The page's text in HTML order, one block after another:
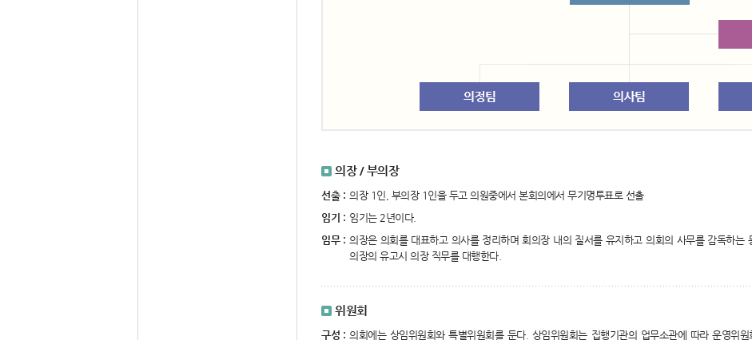
의장 / 부의장
선출 : 의장 1인, 부의장 1인을 두고 의원중에서 본회의에서 무기명투표로 선출
임기 : 임기는 2년이다.
임무 : 의장은 의회를 대표하고 의사를 정리하며 회의장 내의 질서를 유지하고 의회의 사무를 감독하는
의장의 유고시 의장 직무를 대행한다.
위원회
구성 : 의회에는 상임위원회와 특별위원회를 둔다. 상임위원회는 집행기관의 업무소관에 따라 운영위